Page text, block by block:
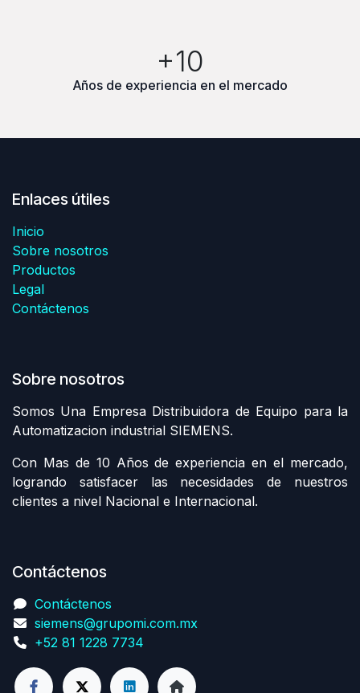
+10
Años de experiencia en el mercado
Enlaces útiles
Inicio
Sobre nosotros
Productos
Legal
Contáctenos
Sobre nosotros
Somos Una Empresa Distribuidora de Equipo para la
Automatizacion industrial SIEMENS.
Con Mas de 10 Años de experiencia en el mercado,
logrando satisfacer las necesidades de nuestros
clientes a nivel Nacional e Internacional.
Contáctenos
Contáctenos
siemens@grupomi.com.mx
+52 81 1228 7734